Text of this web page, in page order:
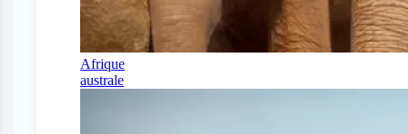
Afrique
australe